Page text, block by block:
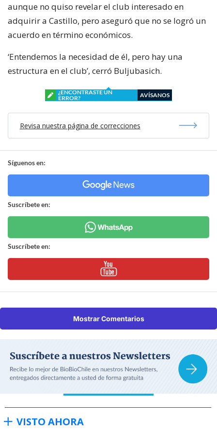
aunque no quiso revelar el club interesado en
adquirir a Castillo, pero aseguró que no se logró un
acuerdo en término económicos.
‘Entendemos la necesidad de él, pero hay una
estructura en el club’, cerró Buljubasich.
¿ENCONTRASTE UN
ERROR?
AVÍSANOS
Revisa nuestra página de correcciones
Síguenos en:
Suscríbete en:
Suscríbete en:
Mostrar Comentarios
VISTO AHORA